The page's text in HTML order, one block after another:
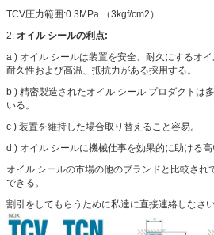
TCV圧力範囲:0.3MPa （3kgf/cm2）
2. オイル シールの利点:
a ) オイル シールは装置を安全、耐久にするオイ
耐久性および高温、抵抗力がある採用する。
b ) 精密製造されたオイル シール プロダクトは
いる。
c ) 装置を維持した場合取り替えること容易。
d ) オイル シールに機械仕事を効果的に助ける高
オイル シールの市場の他のブランドと比較され
できる。
割引をしてもらうために私達に直接連絡しなさい